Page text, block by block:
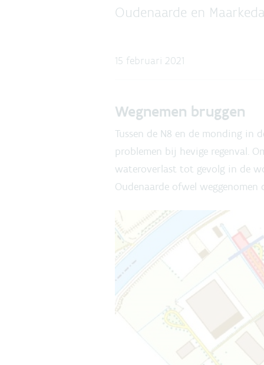
Oudenaarde en
15 februari 2021
Wegnemen bruggen
Tussen de N8 en de monding in
problemen bij hevige regenval.
wateroverlast tot gevolg in de
Oudenaarde ofwel